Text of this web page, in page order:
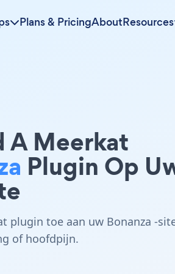
Plans & PricingAboutResources
A Meerkat
Plugin Op
plugin toe aan uw Bonanza -
of hoofdpijn.